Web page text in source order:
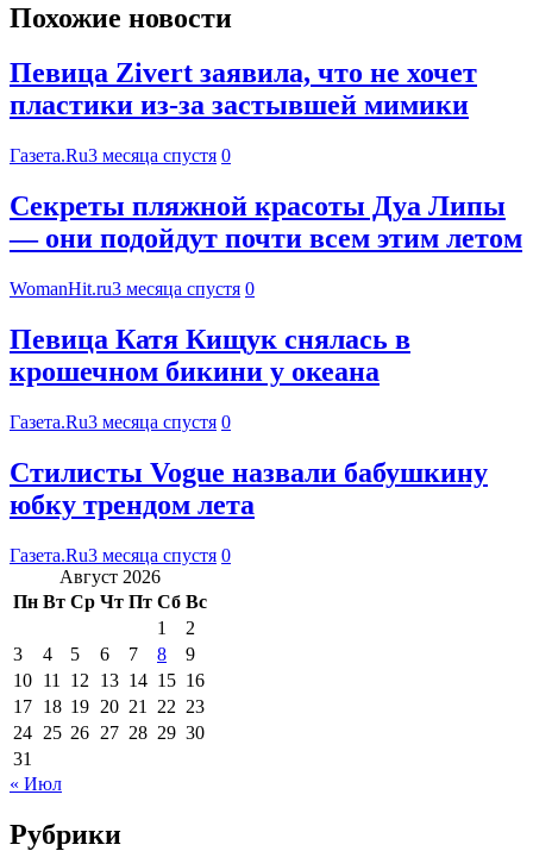
Похожие новости
Певица Zivert заявила, что не хочет
пластики из-за застывшей мимики
Газета.Ru3 месяца спустя 0
Секреты пляжной красоты Дуа Липы
— они подойдут почти всем этим летом
WomanHit.ru3 месяца спустя 0
Певица Катя Кищук снялась в
крошечном бикини у океана
Газета.Ru3 месяца спустя 0
Стилисты Vogue назвали бабушкину
юбку трендом лета
Газета.Ru3 месяца спустя 0
Август 2026
Пн Вт Ср Чт Пт Сб Вс
1
2
3
4 5 6 7 8
9
10 11 12 13 14 15 16
17 18 19 20 21 22 23
24 25 26 27 28 29 30
31
« Июл
Рубрики